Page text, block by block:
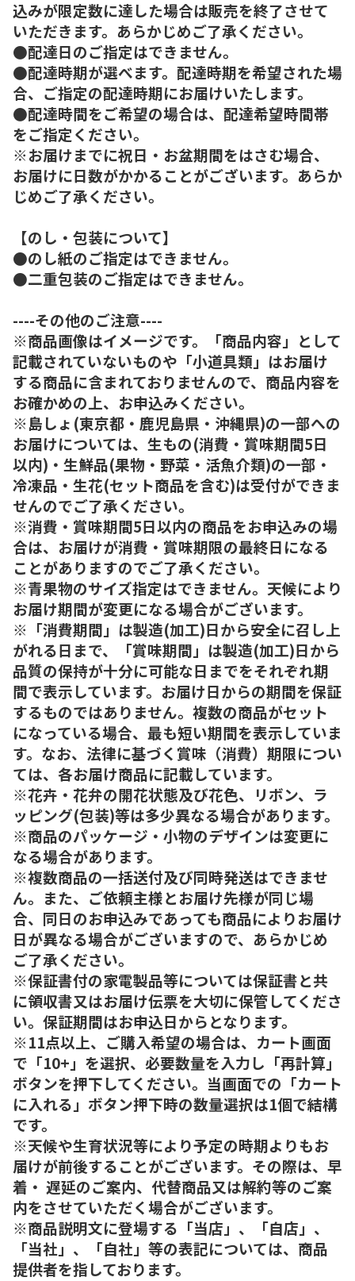
込みが限定数に達した場合は販売を終了させて
いただきます。あらかじめご了承ください。
●配達日のご指定はできません。
●配達時期が選べます。配達時期を希望された場
合、ご指定の配達時期にお届けいたします。
●配達時間をご希望の場合は、配達希望時間帯
をご指定ください。
※お届けまでに祝日・お盆期間をはさむ場合、
お届けに日数がかかることがございます。あらか
じめご了承ください。
【のし・包装について】
●のし紙のご指定はできません。
●二重包装のご指定はできません。
----その他のご注意----
※商品画像はイメージです。「商品内容」として
記載されていないものや「小道具類」はお届け
する商品に含まれておりませんので、商品内容を
お確かめの上、お申込みください。
※島しょ(東京都・鹿児島県・沖縄県)の一部への
お届けについては、生もの(消費・賞味期間5日
以内)・生鮮品(果物・野菜・活魚介類)の一部・
冷凍品・生花(セット商品を含む)は受付ができま
せんのでご了承ください。
※消費・賞味期間5日以内の商品をお申込みの場
合は、お届けが消費・賞味期限の最終日になる
ことがありますのでご了承ください。
※青果物のサイズ指定はできません。天候により
お届け期間が変更になる場合がございます。
※「消費期間」は製造(加工)日から安全に召し上
がれる日まで、「賞味期間」は製造(加工)日から
品質の保持が十分に可能な日までをそれぞれ期
間で表示しています。お届け日からの期間を保証
するものではありません。複数の商品がセット
になっている場合、最も短い期間を表示していま
す。なお、法律に基づく賞味（消費）期限につい
ては、各お届け商品に記載しています。
※花卉・花弁の開花状態及び花色、リボン、ラ
ッピング(包装)等は多少異なる場合があります。
※商品のパッケージ・小物のデザインは変更に
なる場合があります。
※複数商品の一括送付及び同時発送はできませ
ん。また、ご依頼主様とお届け先様が同じ場
合、同日のお申込みであっても商品によりお届け
日が異なる場合がございますので、あらかじめ
ご了承ください。
※保証書付の家電製品等については保証書と共
に領収書又はお届け伝票を大切に保管してくださ
い。保証期間はお申込日からとなります。
※11点以上、ご購入希望の場合は、カート画面
で「10+」を選択、必要数量を入力し「再計算」
ボタンを押下してください。当画面での「カート
に入れる」ボタン押下時の数量選択は1個で結構
です。
※天候や生育状況等により予定の時期よりもお
届けが前後することがございます。その際は、早
着・ 遅延のご案内、代替商品又は解約等のご案
内をさせていただく場合がございます。
※商品説明文に登場する「当店」、「自店」、
「当社」、「自社」等の表記については、商品
提供者を指しております。